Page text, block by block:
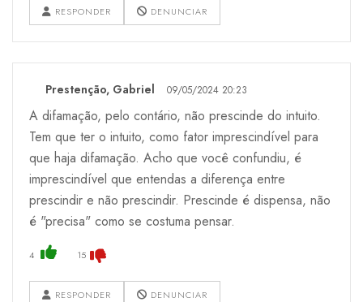
RESPONDER DENUNCIAR
Prestenção, Gabriel 09/05/2024 20:23
A difamação, pelo contário, não prescinde do intuito.
Tem que ter o intuito, como fator imprescindível para
que haja difamação. Acho que você confundiu, é
imprescindível que entendas a diferença entre
prescindir e não prescindir. Prescinde é dispensa, não
é "precisa" como se costuma pensar.
4 15
RESPONDER DENUNCIAR